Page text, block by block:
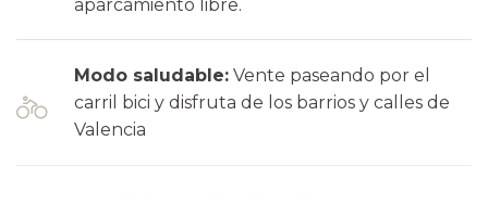
aparcamiento libre.
Modo saludable:Vente paseando por el
carril bici y disfruta de los barrios y calles de
Valencia